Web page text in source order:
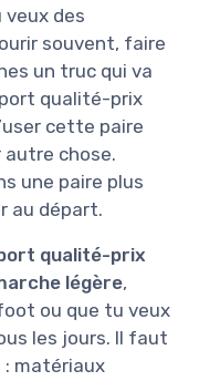
veux des
souvent, faire
un truc qui va
qualité-prix
cette paire
chose.
une paire plus
au départ.
qualité-prix
légère,
ou que tu veux
les jours. Il faut
matériaux